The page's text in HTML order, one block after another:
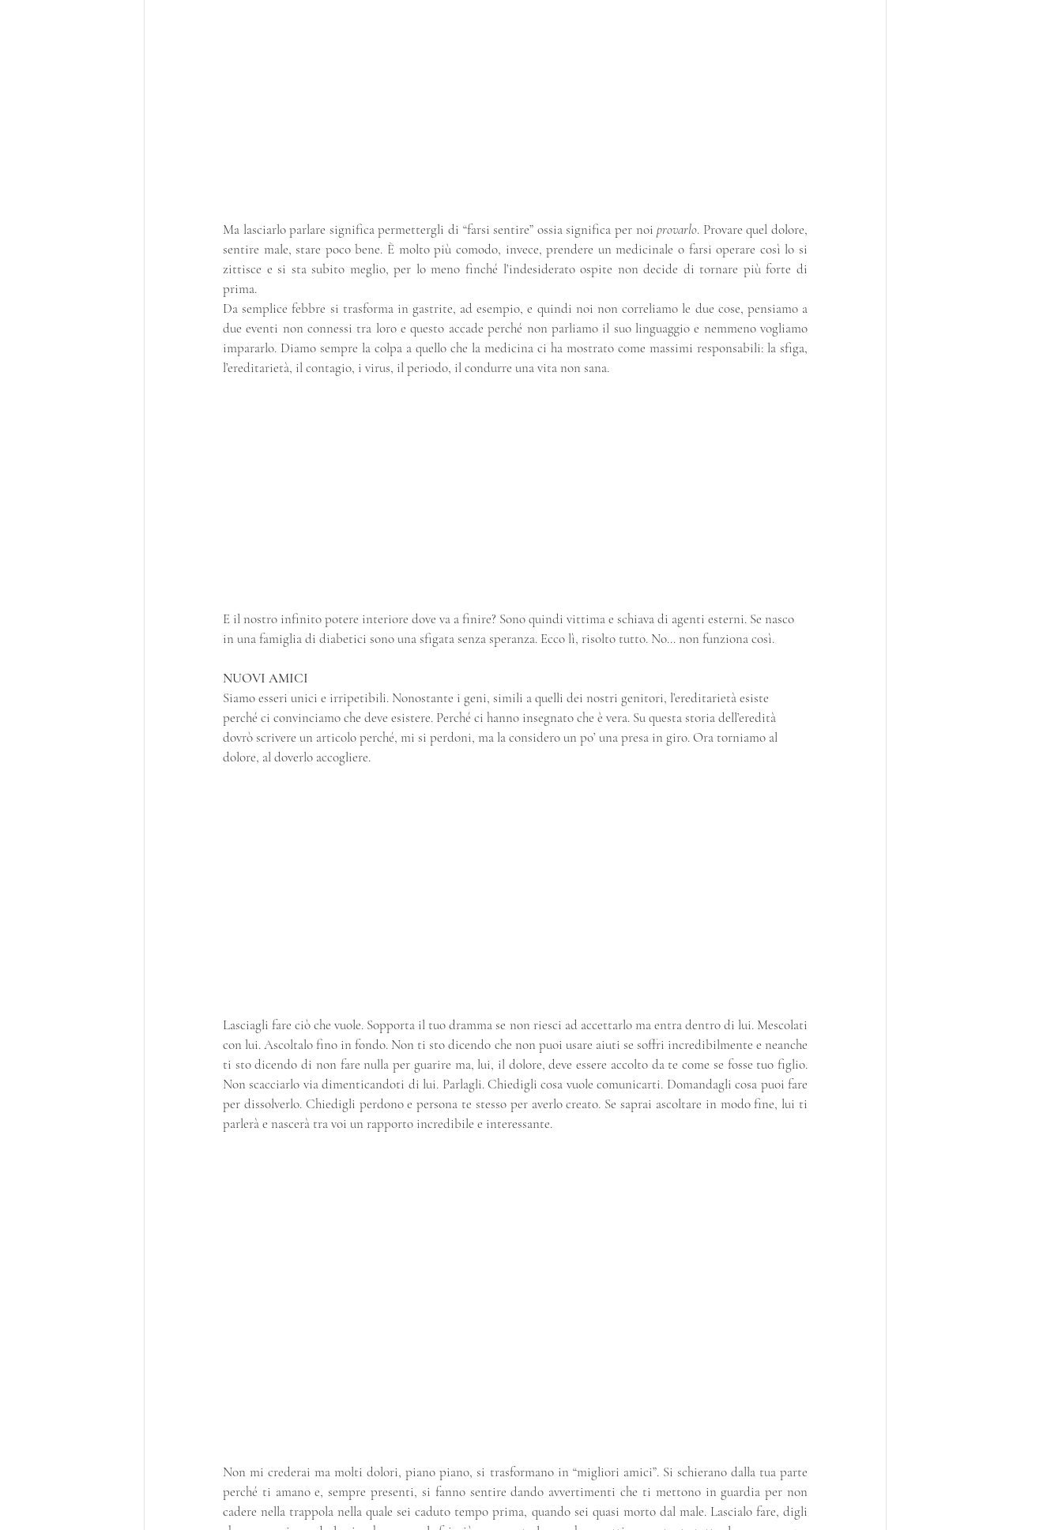
Ma lasciarlo parlare significa permettergli di “farsi sentire” ossia significa per noi provarlo. Provare quel dolore,
sentire male, stare poco bene. È molto più comodo, invece, prendere un medicinale o farsi operare così lo si
zittisce e si sta subito meglio, per lo meno finché l’indesiderato ospite non decide di tornare più forte di
prima.
Da semplice febbre si trasforma in gastrite, ad esempio, e quindi noi non correliamo le due cose, pensiamo a
due eventi non connessi tra loro e questo accade perché non parliamo il suo linguaggio e nemmeno vogliamo
impararlo. Diamo sempre la colpa a quello che la medicina ci ha mostrato come massimi responsabili: la sfiga,
l’ereditarietà, il contagio, i virus, il periodo, il condurre una vita non sana.
E il nostro infinito potere interiore dove va a finire? Sono quindi vittima e schiava di agenti esterni. Se nasco
in una famiglia di diabetici sono una sfigata senza speranza. Ecco lì, risolto tutto. No… non funziona così.
NUOVI AMICI
Siamo esseri unici e irripetibili. Nonostante i geni, simili a quelli dei nostri genitori, l’ereditarietà esiste
perché ci convinciamo che deve esistere. Perché ci hanno insegnato che è vera. Su questa storia dell’eredità
dovrò scrivere un articolo perché, mi si perdoni, ma la considero un po’ una presa in giro. Ora torniamo al
dolore, al doverlo accogliere.
Lasciagli fare ciò che vuole. Sopporta il tuo dramma se non riesci ad accettarlo ma entra dentro di lui. Mescolati
con lui. Ascoltalo fino in fondo. Non ti sto dicendo che non puoi usare aiuti se soffri incredibilmente e neanche
ti sto dicendo di non fare nulla per guarire ma, lui, il dolore, deve essere accolto da te come se fosse tuo figlio.
Non scacciarlo via dimenticandoti di lui. Parlagli. Chiedigli cosa vuole comunicarti. Domandagli cosa puoi fare
per dissolverlo. Chiedigli perdono e persona te stesso per averlo creato. Se saprai ascoltare in modo fine, lui ti
parlerà e nascerà tra voi un rapporto incredibile e interessante.
Non mi crederai ma molti dolori, piano piano, si trasformano in “migliori amici”. Si schierano dalla tua parte
perché ti amano e, sempre presenti, si fanno sentire dando avvertimenti che ti mettono in guardia per non
cadere nella trappola nella quale sei caduto tempo prima, quando sei quasi morto dal male. Lascialo fare, digli